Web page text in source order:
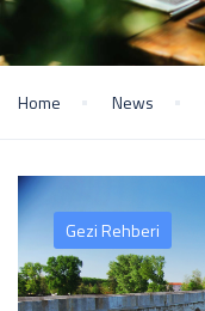
Home News
Gezi Rehberi